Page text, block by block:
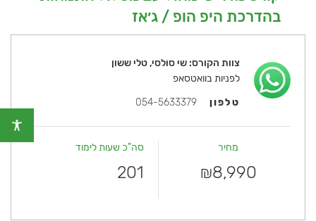
בהדרכת היפ הופ / ג׳אז
צוות הקורס: שי סולסי, טלי ששון
לפניות בוואטסאפ
טלפון
054-5633379
מחיר
8,990
₪
סה"כ שעות לימוד
201